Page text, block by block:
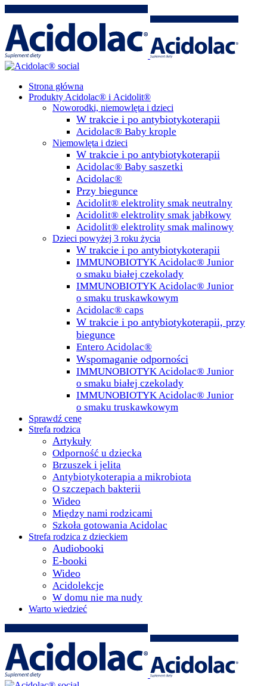
Strona główna
Produkty Acidolac® i Acidolit®
Noworodki, niemowlęta i dzieci
W trakcie i po antybiotykoterapii
Acidolac® Baby krople
Niemowlęta i dzieci
W trakcie i po antybiotykoterapii
Acidolac® Baby saszetki
Acidolac®
Przy biegunce
Acidolit® elektrolity smak neutralny
Acidolit® elektrolity smak jabłkowy
Acidolit® elektrolity smak malinowy
Dzieci powyżej 3 roku życia
W trakcie i po antybiotykoterapii
IMMUNOBIOTYK Acidolac® Junior
o smaku białej czekolady
IMMUNOBIOTYK Acidolac® Junior
o smaku truskawkowym
Acidolac® caps
W trakcie i po antybiotykoterapii, przy
biegunce
Entero Acidolac®
Wspomaganie odporności
IMMUNOBIOTYK Acidolac® Junior
o smaku białej czekolady
IMMUNOBIOTYK Acidolac® Junior
o smaku truskawkowym
Sprawdź cenę
Strefa rodzica
Artykuły
Odporność u dziecka
Brzuszek i jelita
Antybiotykoterapia a mikrobiota
O szczepach bakterii
Wideo
Między nami rodzicami
Szkoła gotowania Acidolac
Strefa rodzica z dzieckiem
Audiobooki
E-booki
Wideo
Acidolekcje
W domu nie ma nudy
Warto wiedzieć